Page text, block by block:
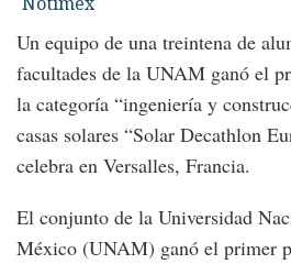
Un equipo de una treintena de
facultades de la UNAM ganó el
la categoría “ingeniería y
casas solares “Solar Decathlon
celebra en Versalles, Francia.
El conjunto de la Universidad
México (UNAM) ganó el primer